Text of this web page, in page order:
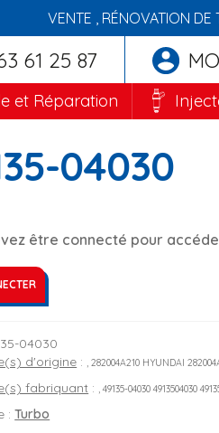
VENTE , RÉNOVATION DE
61 25 87
et Réparation
04030
être connecté pour
04030
d'origine : , 282004A210 HYUNDAI
fabriquant : , 49135-04030 4913504030
:Turbo